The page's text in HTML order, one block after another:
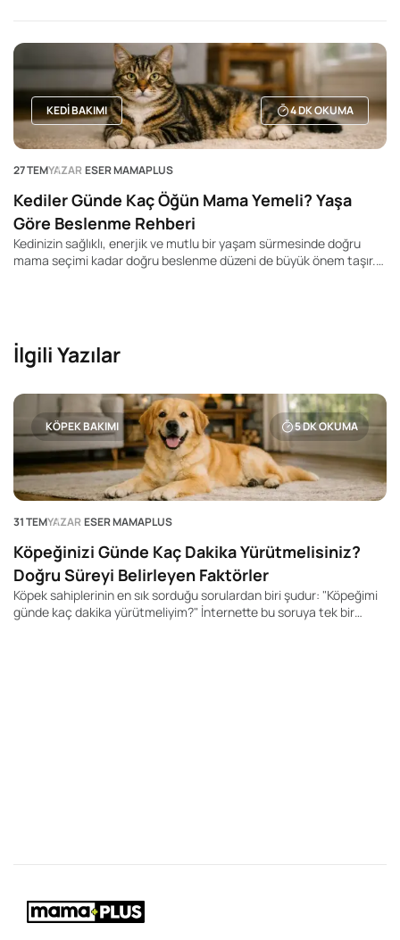
önemli ölçüde etkileyebilir. Genel olarak küçük ırk köpeklerin daha
uzun yaşadığı, büyük ve dev ırkların ise daha kısa yaşam sürelerine
sahip olduğu bilinir. Ancak bu durum kesin bir kural değildir. Aynı
ırka mensup iki köpek bile tamamen farklı yaşam sürelerine sahip
olabilir.KEDI BAKIMI 4DK OKUMA
27 TEMYAZAR ESER MAMAPLUS
Kediler Günde Kaç Öğün Mama Yemeli? Yaşa
Göre Beslenme Rehberi
Kedinizin sağlıklı, enerjik ve mutlu bir yaşam sürmesinde doğru
mama seçimi kadar doğru beslenme düzeni de büyük önem taşır.
İlgili Yazılar
KÖPEK BAKIMI 5DK OKUMA
31 TEMYAZAR ESER MAMAPLUS
Köpeğinizi Günde Kaç Dakika Yürütmelisiniz?
Doğru Süreyi Belirleyen Faktörler
Köpek sahiplerinin en sık sorduğu sorulardan biri şudur: "Köpeğimi
günde kaç dakika yürütmeliyim?" İnternette bu soruya tek bir